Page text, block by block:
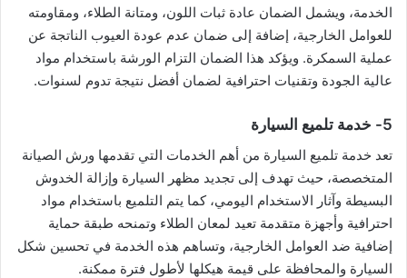
الخدمة، ويشمل الضمان عادة ثبات اللون، ومتانة الطلاء، ومقاومته
للعوامل الخارجية، إضافة إلى ضمان عدم عودة العيوب الناتجة عن
عملية السمكرة. ويؤكد هذا الضمان التزام الورشة باستخدام مواد
عالية الجودة وتقنيات احترافية لضمان أفضل نتيجة تدوم لسنوات.
5- خدمة تلميع السيارة
تعد خدمة تلميع السيارة من أهم الخدمات التي تقدمها ورش الصيانة
المتخصصة، حيث تهدف إلى تجديد مظهر السيارة وإزالة الخدوش
البسيطة وآثار الاستخدام اليومي، كما يتم التلميع باستخدام مواد
احترافية وأجهزة متقدمة تعيد لمعان الطلاء وتمنحه طبقة حماية
إضافية ضد العوامل الخارجية، وتساهم هذه الخدمة في تحسين شكل
السيارة والمحافظة على قيمة هيكلها لأطول فترة ممكنة.